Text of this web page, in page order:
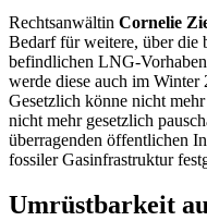
Rechtsanwältin Cornelie
Bedarf für weitere, über die
befindlichen LNG-
werde diese auch im Winter
Gesetzlich könne nicht
nicht mehr gesetzlich
überragenden öffentlichen
fossiler Gasinfrastruktur
Umrüstbarkeit